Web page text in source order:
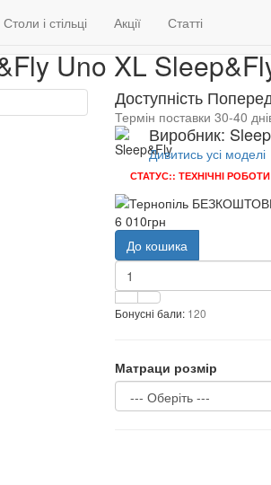
Столи і стільці Акції Статті
Ламель Матраци Sleep&Fly Uno XL
Uno XL
Доступність
Термін поставки 30-40
Виробник:
Дивитись усі моделі
СТАТУС:: ТЕХНІЧНІ РОБОТИ
6 010грн
До кошика
Бонусні бали: 120
Матраци розмір